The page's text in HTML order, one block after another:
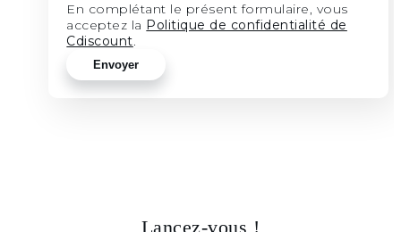
En complétant le présent formulaire, vous
acceptez la Politique de confidentialité de
Cdiscount.
Lancez-vous !